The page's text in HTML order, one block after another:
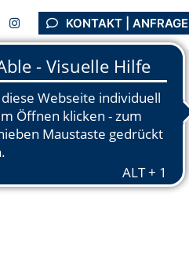
KONTAKT | ANFRAGE
Support Unternehmen